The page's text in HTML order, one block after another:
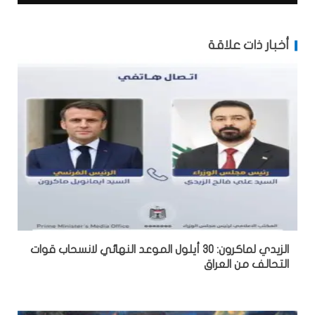
أخبار ذات علاقة
الزيدي لماكرون: 30 أيلول الموعد النهائي لانسحاب قوات
التحالف من العراق